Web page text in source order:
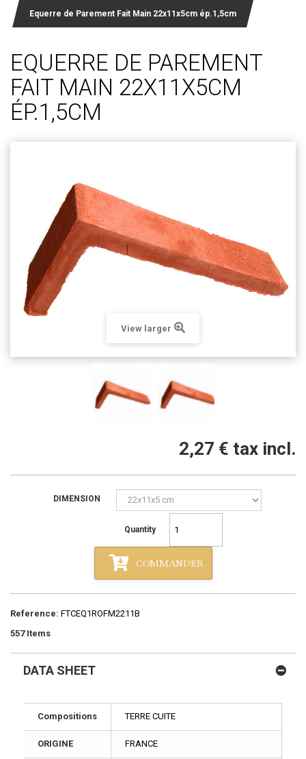
Equerre de Parement Fait Main 22x11x5cm ép.1,5cm
EQUERRE DE PAREMENT
FAIT MAIN 22X11X5CM
ÉP.1,5CM
View larger
2,27 € tax incl.
DIMENSION
Quantity
COMMANDER
Reference: FTCEQ1ROFM2211B
557 Items
DATA SHEET
Compositions TERRE CUITE
ORIGINE FRANCE